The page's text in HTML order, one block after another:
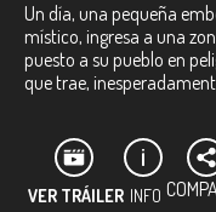
Un día, una pequeña
místico, ingresa a una
puesto a su pueblo en
que trae,
VER TRÁILER INFO